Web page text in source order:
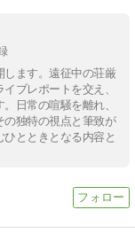
します。遠征中の荘厳
ブレポートを交え、
日常の喧騒を離れ、
独特の視点と筆致が
とときとなる内容と